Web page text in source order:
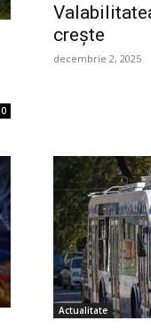
0
crește
decembrie 2, 2025
Actualitate